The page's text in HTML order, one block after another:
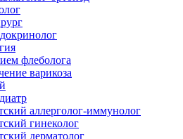
флеболога
варикоза
аллерголог-иммунолог
гинеколог
дерматолог